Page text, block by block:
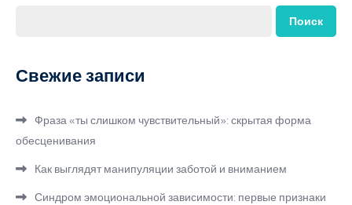
Поиск
Свежие записи
Фраза «ты слишком чувствительный»: скрытая форма
обесценивания
Как выглядят манипуляции заботой и вниманием
Синдром эмоциональной зависимости: первые признаки